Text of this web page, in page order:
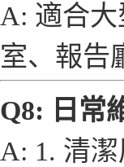
A: 適合
室、報告
Q8: 日常
A: 1. 清